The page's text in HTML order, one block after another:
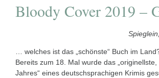
Bloody Cover 2019 –
… welches ist das „schönste“ Buch im
Bereits zum 18. Mal wurde das
Jahres“ eines deutschsprachigen Krimis